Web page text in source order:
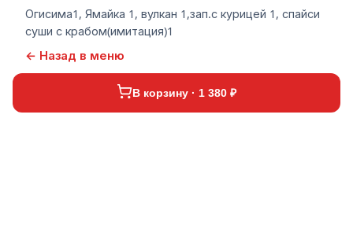
Огисима1, Ямайка 1, вулкан 1,зап.с курицей 1, спайси
суши с крабом(имитация)1
← Назад в меню
В корзину · 1 380 ₽